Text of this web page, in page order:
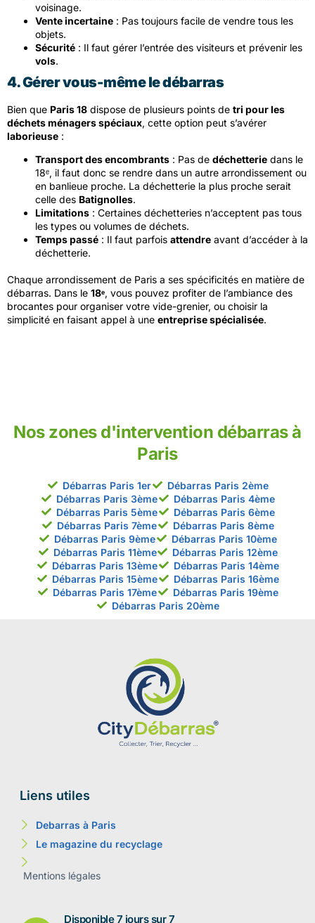
voisinage.
Vente incertaine : Pas toujours facile de vendre tous les
objets.
Sécurité : Il faut gérer l’entrée des visiteurs et prévenir les
vols.
4. Gérer vous-même le débarras
Bien que Paris 18 dispose de plusieurs points de tri pour les
déchets ménagers spéciaux, cette option peut s’avérer
laborieuse :
Transport des encombrants : Pas de déchetterie dans le
18ᵉ, il faut donc se rendre dans un autre arrondissement ou
en banlieue proche. La déchetterie la plus proche serait
celle des Batignolles.
Limitations : Certaines déchetteries n’acceptent pas tous
les types ou volumes de déchets.
Temps passé : Il faut parfois attendre avant d’accéder à la
déchetterie.
Chaque arrondissement de Paris a ses spécificités en matière de
débarras. Dans le 18ᵉ, vous pouvez profiter de l’ambiance des
brocantes pour organiser votre vide-grenier, ou choisir la
simplicité en faisant appel à une entreprise spécialisée.
Nos zones d'intervention débarras à
Paris
Débarras Paris 1er
Débarras Paris 2ème
Débarras Paris 3ème
Débarras Paris 4ème
Débarras Paris 5ème
Débarras Paris 6ème
Débarras Paris 7ème
Débarras Paris 8ème
Débarras Paris 9ème
Débarras Paris 10ème
Débarras Paris 11ème
Débarras Paris 12ème
Débarras Paris 13ème
Débarras Paris 14ème
Débarras Paris 15ème
Débarras Paris 16ème
Débarras Paris 17ème
Débarras Paris 19ème
Débarras Paris 20ème
Liens utiles
Debarras à Paris
Le magazine du recyclage
Mentions légales
Disponible 7 jours sur 7